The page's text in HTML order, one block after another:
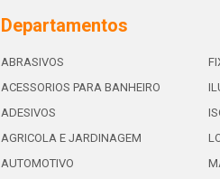
Departamentos
ABRASIVOS
ACESSORIOS PARA BANHEIRO
ADESIVOS
AGRICOLA E JARDINAGEM
AUTOMOTIVO